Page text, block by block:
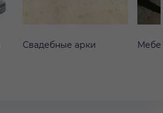
Свадебные арки